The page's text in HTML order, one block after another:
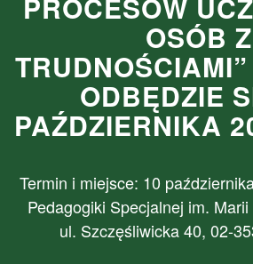
OSÓB Z
ODBĘDZIE
PAŹDZIERNIKA
Termin i miejsce: 10
Pedagogiki Specjalnej im.
ul. Szczęśliwicka 40, 02-